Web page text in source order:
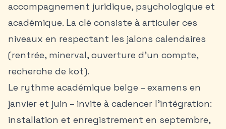
accompagnement juridique, psychologique et
académique. La clé consiste à articuler ces
niveaux en respectant les jalons calendaires
(rentrée, minerval, ouverture d’un compte,
recherche de kot).
Le rythme académique belge – examens en
janvier et juin – invite à cadencer l’intégration:
installation et enregistrement en septembre,